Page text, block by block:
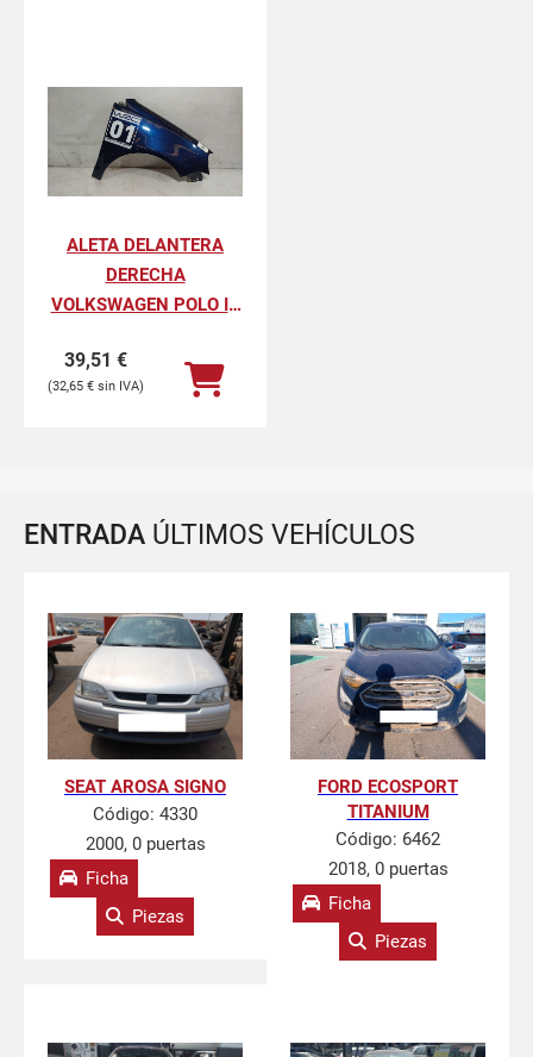
ALETA DELANTERA
DERECHA
VOLKSWAGEN POLO IV
39,51 €
32,65 €
ENTRADA ÚLTIMOS VEHÍCULOS
SEAT AROSA SIGNO
Código: 4330
2000, 0 puertas
Ficha
Piezas
FORD ECOSPORT
TITANIUM
Código: 6462
2018, 0 puertas
Ficha
Piezas